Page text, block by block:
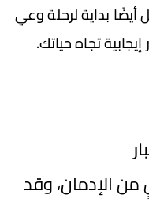
بداية لرحلة ‏وعي
تجاه حياتك.‏
الإدمان، وقد